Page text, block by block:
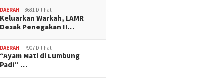
DAERAH 8681 Dilihat
Keluarkan Warkah, LAMR
Desak Penegakan H…
DAERAH 7907 Dilihat
“Ayam Mati di Lumbung
Padi” …